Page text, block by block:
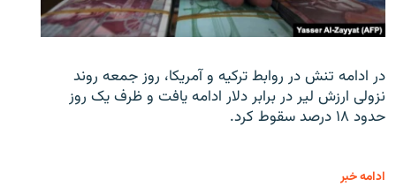
در ادامه تنش در روابط ترکیه و آمریکا، روز جمعه روند
نزولی ارزش لیر در برابر دلار ادامه یافت و ظرف یک روز
حدود ۱۸ درصد سقوط کرد.
ادامه خبر